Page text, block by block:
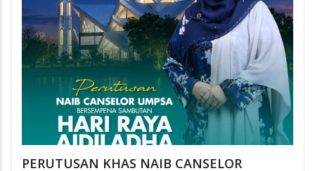
PERUTUSAN KHAS NAIB CANSELOR